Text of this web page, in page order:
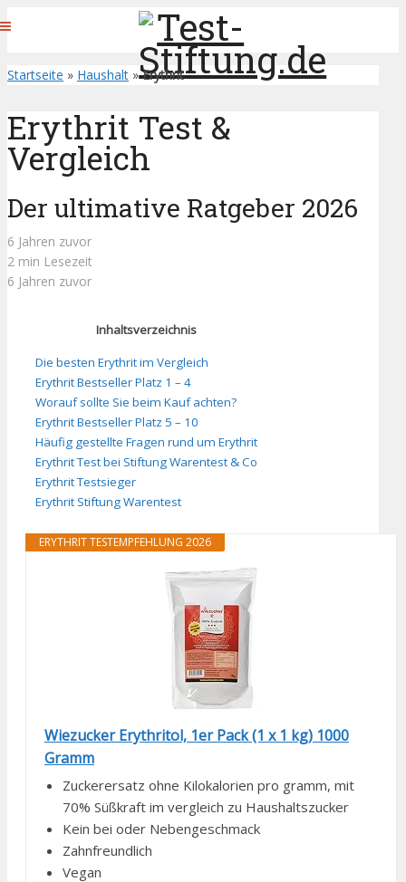
Startseite » Haushalt »Erythrit
Erythrit Test &
Vergleich
Der ultimative Ratgeber 2026
6 Jahren zuvor
2 min Lesezeit
6 Jahren zuvor
Inhaltsverzeichnis
Die besten Erythrit im Vergleich
Erythrit Bestseller Platz 1 – 4
Worauf sollte Sie beim Kauf achten?
Erythrit Bestseller Platz 5 – 10
Häufig gestellte Fragen rund um Erythrit
Erythrit Test bei Stiftung Warentest & Co
Erythrit Testsieger
Erythrit Stiftung Warentest
ERYTHRIT TESTEMPFEHLUNG 2026
Wiezucker Erythritol, 1er Pack (1 x 1 kg) 1000
Gramm
Zuckerersatz ohne Kilokalorien pro gramm, mit
70% Süßkraft im vergleich zu Haushaltszucker
Kein bei oder Nebengeschmack
Zahnfreundlich
Vegan